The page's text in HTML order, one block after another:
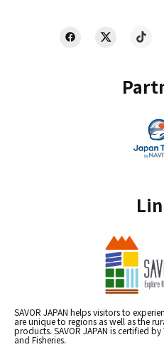
SAVOR JAPAN helps visitors to
are unique to regions as well as the
products. SAVOR JAPAN is certified
and Fisheries.